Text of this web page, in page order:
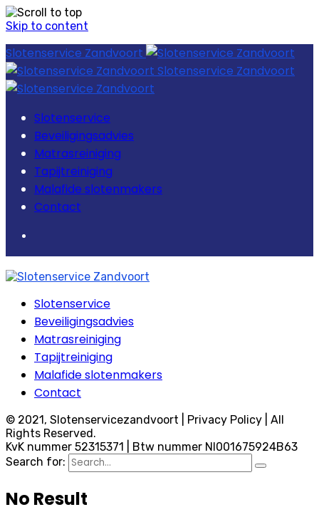
Skip to content
Slotenservice Zandvoort
Slotenservice Zandvoort
Slotenservice
Beveiligingsadvies
Matrasreiniging
Tapijtreiniging
Malafide slotenmakers
Contact
Slotenservice
Beveiligingsadvies
Matrasreiniging
Tapijtreiniging
Malafide slotenmakers
Contact
© 2021, Slotenservicezandvoort | Privacy Policy | All
Rights Reserved.
KvK nummer 52315371 | Btw nummer Nl001675924B63
Search for:
No Result